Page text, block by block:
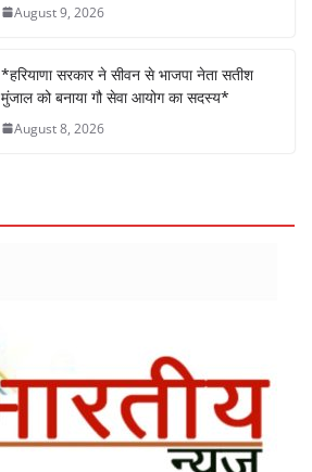
August 9, 2026
*हरियाणा सरकार ने सीवन से भाजपा नेता सतीश
मुंजाल को बनाया गौ सेवा आयोग का सदस्य*
August 8, 2026